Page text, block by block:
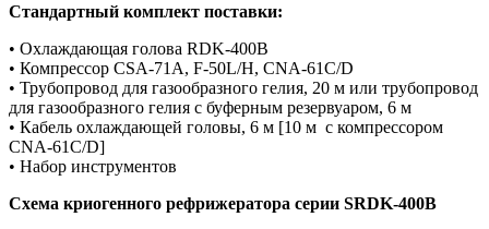
Стандартный комплект поставки:
• Охлаждающая голова RDK-400B
• Компрессор CSA-71A, F-50L/H, CNA-61C/D
• Трубопровод для газообразного гелия, 20 м или трубопровод
для газообразного гелия с буферным резервуаром, 6 м
• Кабель охлаждающей головы, 6 м [10 м с компрессором
CNA-61C/D]
• Набор инструментов
Схема криогенного рефрижератора серии SRDK-400B